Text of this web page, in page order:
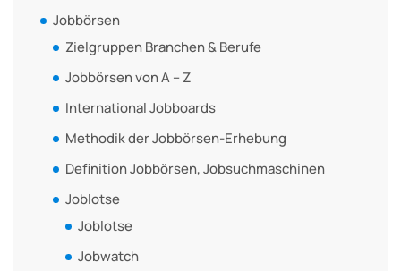
Jobbörsen
Zielgruppen Branchen & Berufe
Jobbörsen von A – Z
International Jobboards
Methodik der Jobbörsen-Erhebung
Definition Jobbörsen, Jobsuchmaschinen
Joblotse
Joblotse
Jobwatch